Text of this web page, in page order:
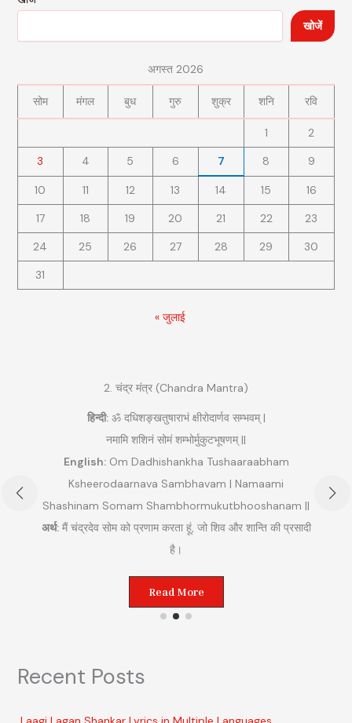
खोजें
अगस्त 2026
सोम मंगल बुध गुरु शुक्र शनि रवि
1
2
3
4 5 6 7 8 9
10 11 12 13 14 15
16
17
18 19 20 21 22
23
24
25 26 27 28 29
30
31
« जुलाई
2. चंद्र मंत्र (Chandra Mantra)
हिन्दी:ॐ दधिशङ्खतुषाराभं क्षीरोदार्णव सम्भवम् |
नमामि शशिनं सोमं शम्भोर्मुकुटभूषणम् ||
English:Om Dadhishankha Tushaaraabham
Ksheerodaarnava Sambhavam | Namaami
Shashinam Somam Shambhormukutbhooshanam ||
अर्थ:मैं चंद्रदेव सोम को प्रणाम करता हूं, जो शिव और शान्ति की प्रसादी
है।
Read More
Recent Posts